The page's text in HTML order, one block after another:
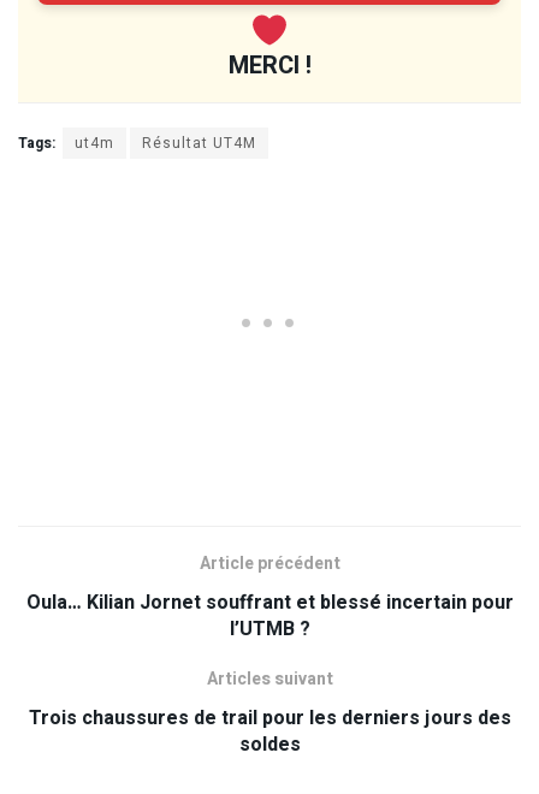
MERCI !
Tags: ut4m Résultat UT4M
Article précédent
Oula… Kilian Jornet souffrant et blessé incertain pour
l’UTMB ?
Articles suivant
Trois chaussures de trail pour les derniers jours des
soldes